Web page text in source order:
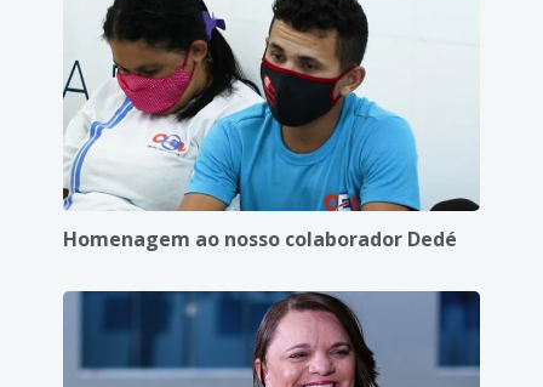
Homenagem ao nosso colaborador Dedé